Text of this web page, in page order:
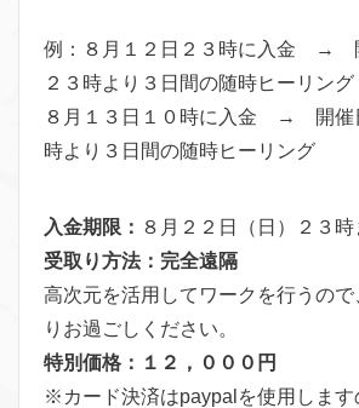
例：８月１２日２３時に入金 →
２３時より３日間の随時ヒーリング
８月１３日１０時に入金 → 開催
時より３日間の随時ヒーリング
入金期限： ８月２２日（日）２３時
受取り方法：完全遠隔
高次元を活用してワークを行うので
りお過ごしください。
特別価格：１２，０００円
※カード決済はpaypalを使用します